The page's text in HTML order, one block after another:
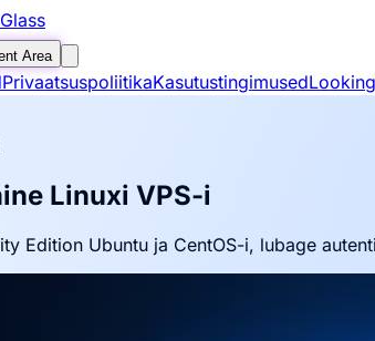
Area
PrivaatsuspoliitikaKasutustingimused
Linuxi VPS-i
Edition Ubuntu ja CentOS-i, lubage